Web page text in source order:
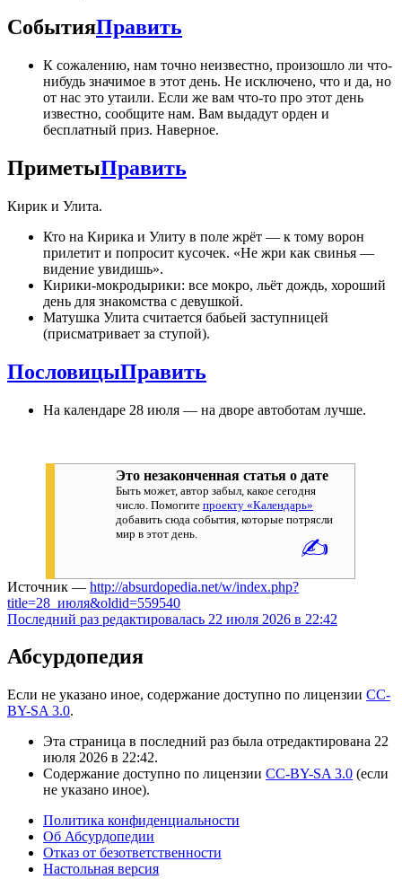
СобытияПравить
К сожалению, нам точно неизвестно, произошло ли что-
нибудь значимое в этот день. Не исключено, что и да, но
от нас это утаили. Если же вам что-то про этот день
известно, сообщите нам. Вам выдадут орден и
бесплатный приз. Наверное.
ПриметыПравить
Кирик и Улита.
Кто на Кирика и Улиту в поле жрёт — к тому ворон
прилетит и попросит кусочек. «Не жри как свинья —
видение увидишь».
Кирики-мокродырики: все мокро, льёт дождь, хороший
день для знакомства с девушкой.
Матушка Улита считается бабьей заступницей
(присматривает за ступой).
ПословицыПравить
На календаре 28 июля — на дворе автоботам лучше.
Это незаконченная статья о дате
Быть может, автор забыл, какое сегодня
число. Помогитепроекту «Календарь»
добавить сюда события, которые потрясли
мир в этот день.
✍
Источник — http://absurdopedia.net/w/index.php?
title=28_июля&oldid=559540
Последний раз редактировалась 22 июля 2026 в 22:42
Абсурдопедия
Если не указано иное, содержание доступно по лицензии CC-
BY-SA 3.0.
Эта страница в последний раз была отредактирована 22
июля 2026 в 22:42.
Содержание доступно по лицензии CC-BY-SA 3.0 (если
не указано иное).
Политика конфиденциальности
Об Абсурдопедии
Отказ от безответственности
Настольная версия